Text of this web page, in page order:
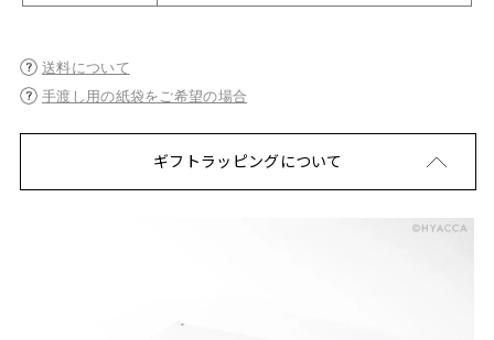
送料について
手渡し用の紙袋をご希望の場合
ギフトラッピングについて